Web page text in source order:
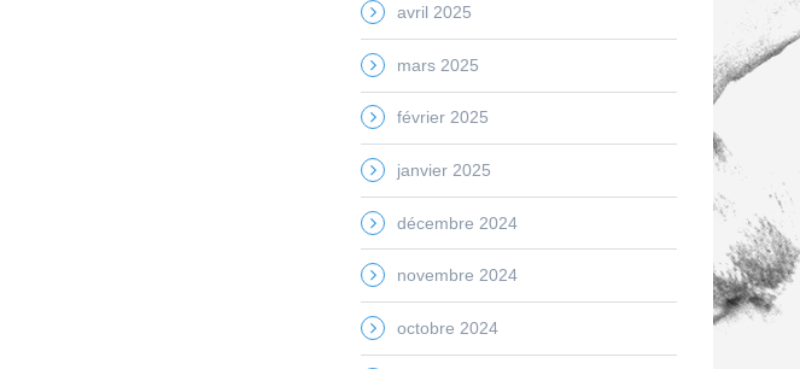
avril 2025
mars 2025
février 2025
janvier 2025
décembre 2024
novembre 2024
octobre 2024